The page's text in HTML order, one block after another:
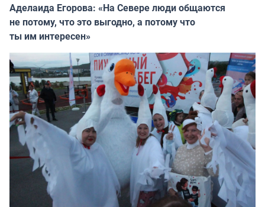
Аделаида Егорова: «На Севере люди общаются
не потому, что это выгодно, а потому что
ты им интересен»